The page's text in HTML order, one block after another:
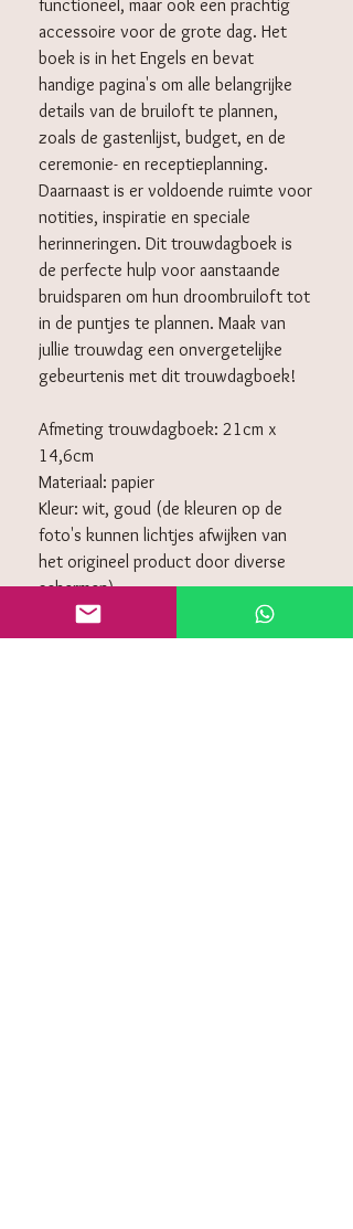
functioneel, maar ook een prachtig
accessoire voor de grote dag. Het
boek is in het Engels en bevat
handige pagina's om alle belangrijke
details van de bruiloft te plannen,
zoals de gastenlijst, budget, en de
ceremonie- en receptieplanning.
Daarnaast is er voldoende ruimte voor
notities, inspiratie en speciale
herinneringen. Dit trouwdagboek is
de perfecte hulp voor aanstaande
bruidsparen om hun droombruiloft tot
in de puntjes te plannen. Maak van
jullie trouwdag een onvergetelijke
gebeurtenis met dit trouwdagboek!
Afmeting trouwdagboek: 21cm x
14,6cm
Materiaal: papier
Kleur: wit, goud (de kleuren op de
foto's kunnen lichtjes afwijken van
het origineel product door diverse
schermen)